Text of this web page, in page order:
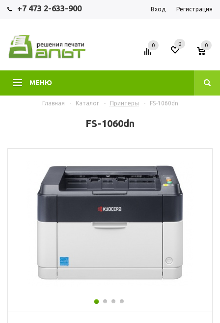
+7 473 2-633-900 Вход Регистрация
МЕНЮ
0 0 0
Главная - Каталог - Принтеры - FS-1060dn
FS-1060dn